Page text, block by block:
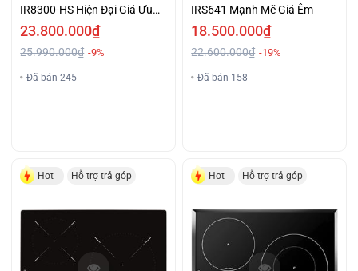
IR8300-HS Hiện Đại Giá Ưu
Đãi
23.800.000₫
25.990.000₫ -9%
Đã bán 245
IRS641 Mạnh Mẽ Giá Êm
18.500.000₫
22.600.000₫ -19%
Đã bán 158
Hot Hỗ trợ trả góp Hot Hỗ trợ trả góp